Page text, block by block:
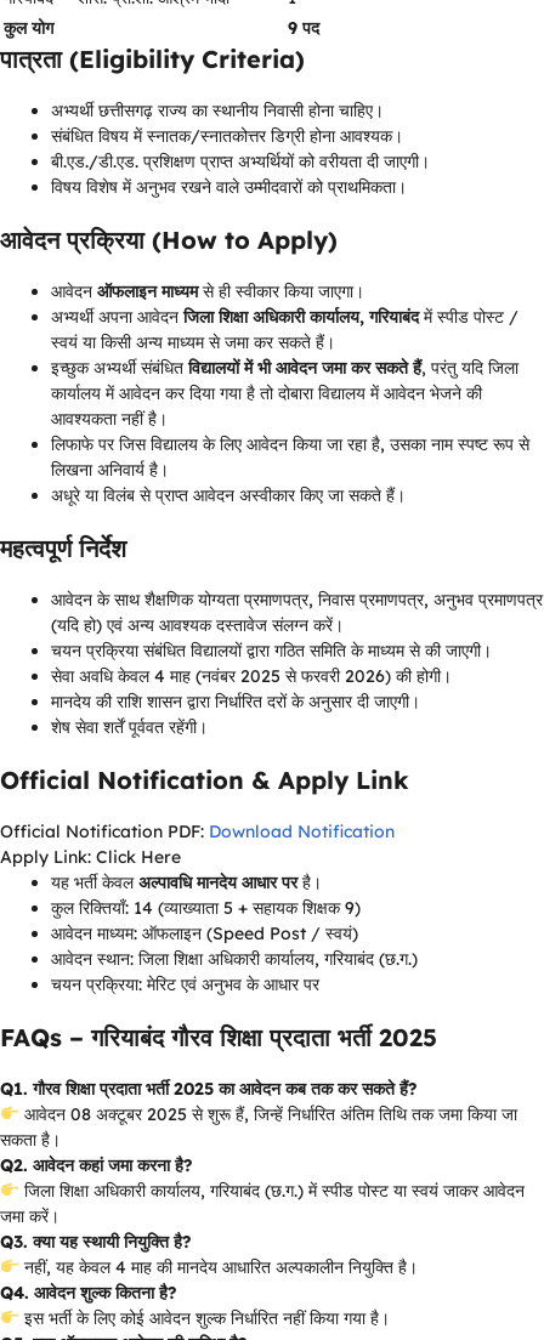
कुल योग
9 पद
पात्रता (Eligibility Criteria)
अभ्यर्थी छत्तीसगढ़ राज्य का स्थानीय निवासी होना चाहिए।
संबंधित विषय में स्नातक/स्नातकोत्तर डिग्री होना आवश्यक।
बी.एड./डी.एड. प्रशिक्षण प्राप्त अभ्यर्थियों को वरीयता दी जाएगी।
विषय विशेष में अनुभव रखने वाले उम्मीदवारों को प्राथमिकता।
आवेदन प्रक्रिया (How to Apply)
आवेदन ऑफलाइन माध्यमसे ही स्वीकार किया जाएगा।
अभ्यर्थी अपना आवेदनजिला शिक्षा अधिकारी कार्यालय, गरियाबंदमें स्पीड पोस्ट /
स्वयं या किसी अन्य माध्यम से जमा कर सकते हैं।
इच्छुक अभ्यर्थी संबंधितविद्यालयों में भी आवेदन जमा कर सकते हैं, परंतु यदि जिला
कार्यालय में आवेदन कर दिया गया है तो दोबारा विद्यालय में आवेदन भेजने की
आवश्यकता नहीं है।
लिफाफे पर जिस विद्यालय के लिए आवेदन किया जा रहा है, उसका नाम स्पष्ट रूप से
लिखना अनिवार्य है।
अधूरे या विलंब से प्राप्त आवेदन अस्वीकार किए जा सकते हैं।
महत्वपूर्ण निर्देश
आवेदन के साथ शैक्षणिक योग्यता प्रमाणपत्र, निवास प्रमाणपत्र, अनुभव प्रमाणपत्र
(यदि हो) एवं अन्य आवश्यक दस्तावेज संलग्न करें।
चयन प्रक्रिया संबंधित विद्यालयों द्वारा गठित समिति के माध्यम से की जाएगी।
सेवा अवधि केवल 4 माह (नवंबर 2025 से फरवरी 2026) की होगी।
मानदेय की राशि शासन द्वारा निर्धारित दरों के अनुसार दी जाएगी।
शेष सेवा शर्तें पूर्ववत रहेंगी।
Official Notification & Apply Link
Official Notification PDF: Download Notification
Apply Link: Click Here
यह भर्ती केवलअल्पावधि मानदेय आधार परहै।
कुल रिक्तियाँ: 14 (व्याख्याता 5 + सहायक शिक्षक 9)
आवेदन माध्यम: ऑफलाइन (Speed Post / स्वयं)
आवेदन स्थान: जिला शिक्षा अधिकारी कार्यालय, गरियाबंद (छ.ग.)
चयन प्रक्रिया: मेरिट एवं अनुभव के आधार पर
FAQs – गरियाबंद गौरव शिक्षा प्रदाता भर्ती 2025
Q1. गौरव शिक्षा प्रदाता भर्ती 2025 का आवेदन कब तक कर सकते हैं?
आवेदन 08 अक्टूबर 2025 से शुरू हैं, जिन्हें निर्धारित अंतिम तिथि तक जमा किया जा
सकता है।
Q2. आवेदन कहां जमा करना है?
जिला शिक्षा अधिकारी कार्यालय, गरियाबंद (छ.ग.) में स्पीड पोस्ट या स्वयं जाकर आवेदन
जमा करें।
Q3. क्या यह स्थायी नियुक्ति है?
नहीं, यह केवल 4 माह की मानदेय आधारित अल्पकालीन नियुक्ति है।
Q4. आवेदन शुल्क कितना है?
इस भर्ती के लिए कोई आवेदन शुल्क निर्धारित नहीं किया गया है।